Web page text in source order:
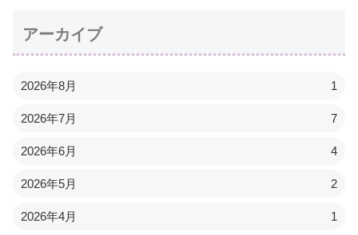
アーカイブ
2026年8月 1
2026年7月 7
2026年6月 4
2026年5月 2
2026年4月 1